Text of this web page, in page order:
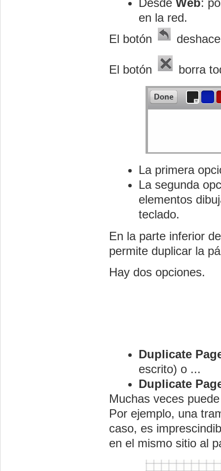
Desde Web:
en la red.
El botón
El botón borra
La primera
La segunda
elementos
teclado.
En la parte inferior
permite duplicar la
Hay dos opciones.
Duplicate
escrito) o ...
Duplicate
Muchas veces
Por ejemplo, una
caso, es
en el mismo sitio al